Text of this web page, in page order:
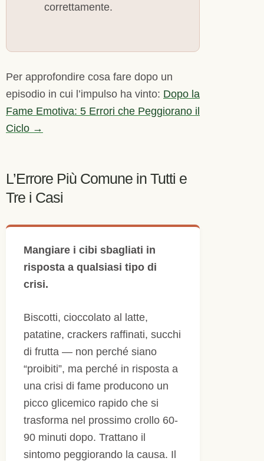
correttamente.
Per approfondire cosa fare dopo un
episodio in cui l’impulso ha vinto: Dopo la
Fame Emotiva: 5 Errori che Peggiorano il
Ciclo →
L’Errore Più Comune in Tutti e
Tre i Casi
Mangiare i cibi sbagliati in
risposta a qualsiasi tipo di
crisi.
Biscotti, cioccolato al latte,
patatine, crackers raffinati, succhi
di frutta — non perché siano
“proibiti”, ma perché in risposta a
una crisi di fame producono un
picco glicemico rapido che si
trasforma nel prossimo crollo 60-
90 minuti dopo. Trattano il
sintomo peggiorando la causa. Il